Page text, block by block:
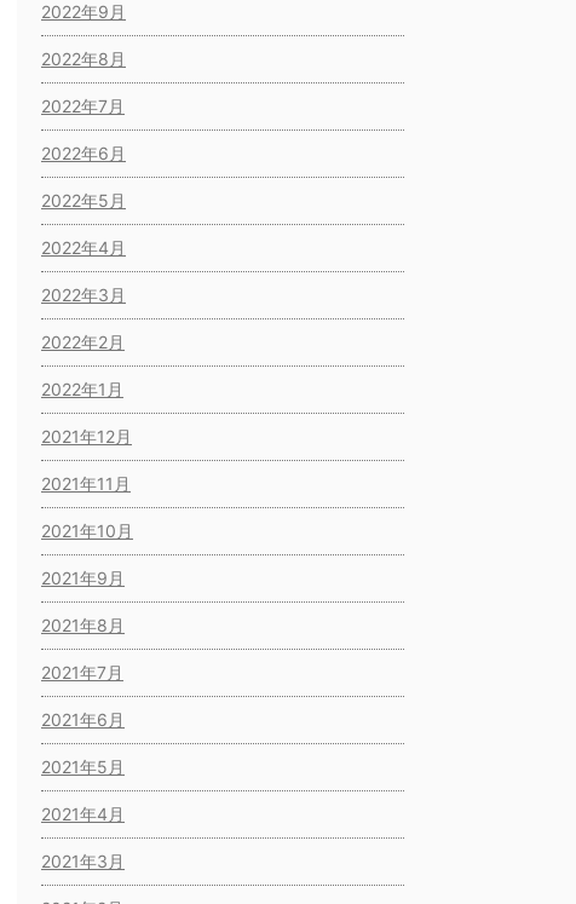
2022年9月
2022年8月
2022年7月
2022年6月
2022年5月
2022年4月
2022年3月
2022年2月
2022年1月
2021年12月
2021年11月
2021年10月
2021年9月
2021年8月
2021年7月
2021年6月
2021年5月
2021年4月
2021年3月